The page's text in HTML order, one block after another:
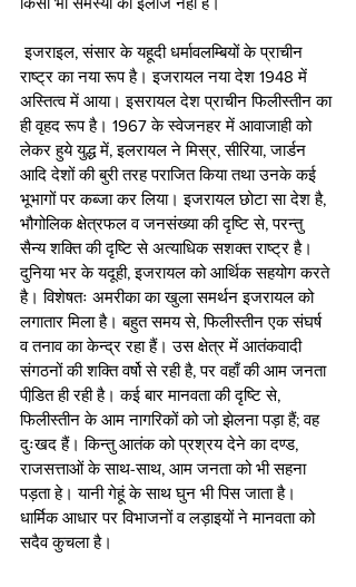
इजराइल, संसार के यहूदी धर्मावलम्बियों के प्राचीन
राष्ट्र का नया रूप है। इजरायल नया देश 1948 में
अस्तित्व में आया। इसरायल देश प्राचीन फिलीस्तीन का
ही वृहद रूप है। 1967 के स्वेजनहर में आवाजाही को
लेकर हुये युद्ध में, इलरायल ने मिस्र, सीरिया, जार्डन
आदि देशों की बुरी तरह पराजित किया तथा उनके कई
भूभागों पर कब्जा कर लिया। इजरायल छोटा सा देश है,
भौगोलिक क्षेत्रफल व जनसंख्या की दृष्टि से, परन्तु
सैन्य शक्ति की दृष्टि से अत्याधिक सशक्त राष्ट्र है।
दुनिया भर के यदूही, इजरायल को आर्थिक सहयोग करते
है। विशेषतः अमरीका का खुला समर्थन इजरायल को
लगातार मिला है। बहुत समय से, फिलीस्तीन एक संघर्ष
व तनाव का केन्द्र रहा हैं। उस क्षेत्र में आतंकवादी
संगठनों की शक्ति वर्षो से रही है, पर वहाँ की आम जनता
पीडि़त ही रही है। कई बार मानवता की दृष्टि से,
फिलीस्तीन के आम नागरिकों को जो झेलना पड़ा हैं; वह
दुःखद हैं। किन्तु आतंक को प्रश्रय देने का दण्ड,
राजसत्ताओं के साथ-साथ, आम जनता को भी सहना
पड़ता हे। यानी गेहूं के साथ घुन भी पिस जाता है।
धार्मिक आधार पर विभाजनों व लड़ाइयों ने मानवता को
सदैव कुचला है।